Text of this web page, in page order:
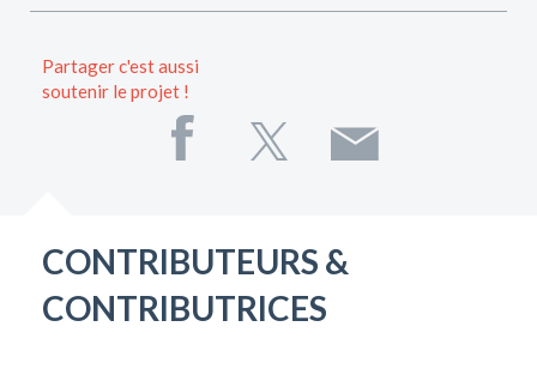
Partager c'est aussi
soutenir le projet !
CONTRIBUTEURS &
CONTRIBUTRICES